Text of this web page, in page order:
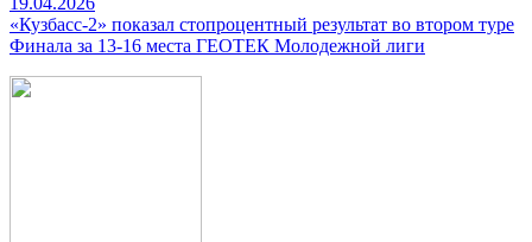
«Кузбасс-2» показал стопроцентный результат во втором туре
Финала за 13-16 места ГЕОТЕК Молодежной лиги